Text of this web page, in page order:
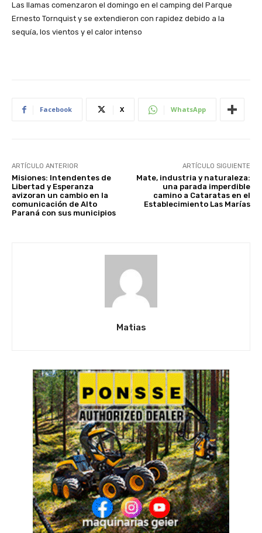
Las llamas comenzaron el domingo en el camping del Parque
Ernesto Tornquist y se extendieron con rapidez debido a la
sequía, los vientos y el calor intenso
Facebook X WhatsApp
ARTÍCULO ANTERIOR
Misiones: Intendentes de
Libertad y Esperanza
avizoran un cambio en la
comunicación de Alto
Paraná con sus municipios
ARTÍCULO SIGUIENTE
Mate, industria y naturaleza:
una parada imperdible
camino a Cataratas en el
Establecimiento Las Marías
Matias